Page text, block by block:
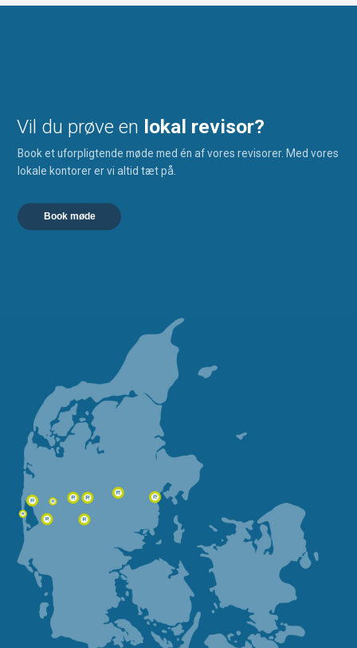
Vil du prøve en lokal revisor?
Book et uforpligtende møde med én af vores revisorer. Med vores
lokale kontorer er vi altid tæt på.
Book møde